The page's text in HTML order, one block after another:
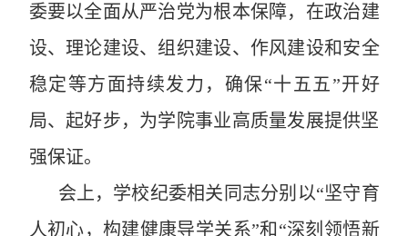
委要以全面从严治党为根本保障，在政治建
设、理论建设、组织建设、 作风建设和安全
稳定等方面持续发力，确保“十五五”开好
局、起好步，为学院事业高质量发展提供坚
强保证。
会上，学校纪委相关同志分别以“坚守育
人初心，构建健康导学关系”和“深刻领悟新